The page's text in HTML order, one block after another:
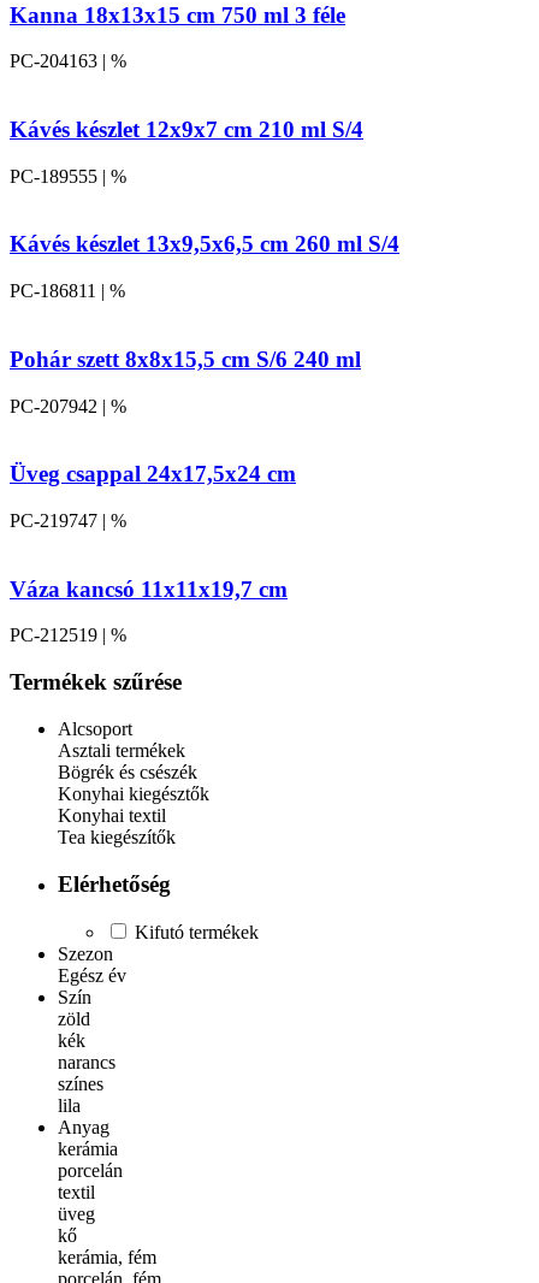
Kanna 18x13x15 cm 750 ml 3 féle
PC-204163 | %
Kávés készlet 12x9x7 cm 210 ml S/4
PC-189555 | %
Kávés készlet 13x9,5x6,5 cm 260 ml S/4
PC-186811 | %
Pohár szett 8x8x15,5 cm S/6 240 ml
PC-207942 | %
Üveg csappal 24x17,5x24 cm
PC-219747 | %
Váza kancsó 11x11x19,7 cm
PC-212519 | %
Termékek szűrése
Alcsoport
Asztali termékek
Bögrék és csészék
Konyhai kiegésztők
Konyhai textil
Tea kiegészítők
Elérhetőség
Kifutó termékek
Szezon
Egész év
Szín
zöld
kék
narancs
színes
lila
Anyag
kerámia
porcelán
textil
üveg
kő
kerámia, fém